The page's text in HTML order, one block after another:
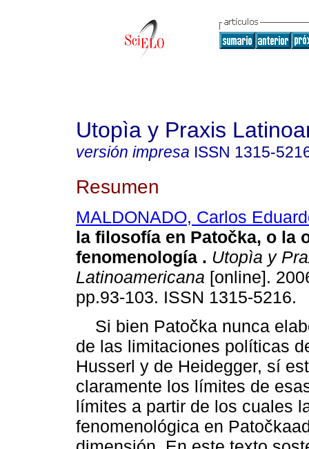
Utopìa y Praxis
versión impresa ISSN 1315-
Resumen
MALDONADO, Carlos
la filosofía en Patočka, o la
fenomenología . Utopìa y
Latinoamericana [online].
pp.93-103. ISSN 1315-5216.
Si bien Patočka nunca
de las limitaciones políticas
Husserl y de Heidegger, sí
claramente los límites de
límites a partir de los cuales
fenomenológica en